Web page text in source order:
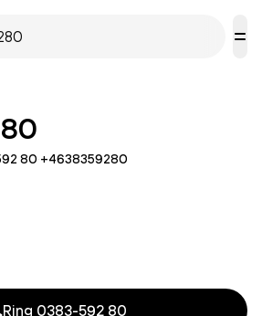
80 +4638359280
Ring 0383-592 80